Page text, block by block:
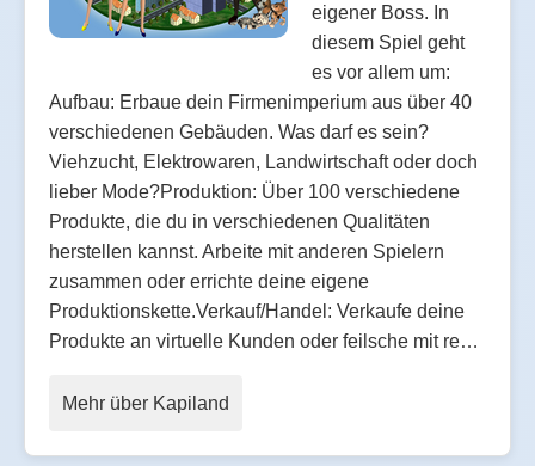
eigener Boss. In
diesem Spiel geht
es vor allem um:
Aufbau: Erbaue dein Firmenimperium aus über 40
verschiedenen Gebäuden. Was darf es sein?
Viehzucht, Elektrowaren, Landwirtschaft oder doch
lieber Mode?Produktion: Über 100 verschiedene
Produkte, die du in verschiedenen Qualitäten
herstellen kannst. Arbeite mit anderen Spielern
zusammen oder errichte deine eigene
Produktionskette.Verkauf/Handel: Verkaufe deine
Produkte an virtuelle Kunden oder feilsche mit re…
Mehr über Kapiland